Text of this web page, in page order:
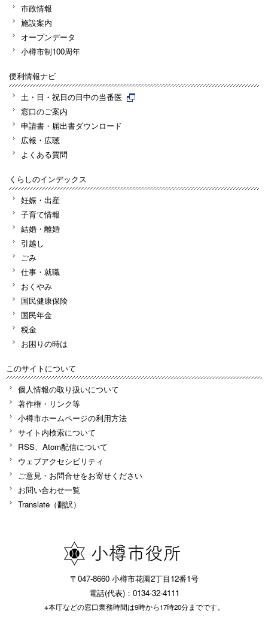
市政情報
施設案内
オープンデータ
小樽市制100周年
便利情報ナビ
土・日・祝日の日中の当番医
窓口のご案内
申請書・届出書ダウンロード
広報・広聴
よくある質問
くらしのインデックス
妊娠・出産
子育て情報
結婚・離婚
引越し
ごみ
仕事・就職
おくやみ
国民健康保険
国民年金
税金
お困りの時は
このサイトについて
個人情報の取り扱いについて
著作権・リンク等
小樽市ホームページの利用方法
サイト内検索について
RSS、Atom配信について
ウェブアクセシビリティ
ご意見・お問合せをお寄せください
お問い合わせ一覧
Translate（翻訳）
〒047-8660 小樽市花園2丁目12番1号
電話(代表)：0134-32-4111
※本庁などの窓口業務時間は9時から17時20分までです。